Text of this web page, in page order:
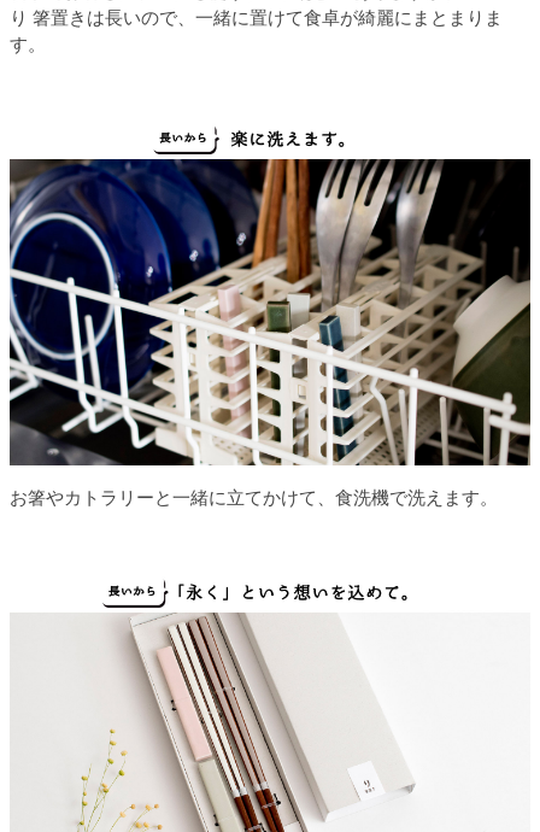
り 箸置きは長いので、一緒に置けて食卓が綺麗にまとまりま
す。
お箸やカトラリーと一緒に立てかけて、食洗機で洗えます。